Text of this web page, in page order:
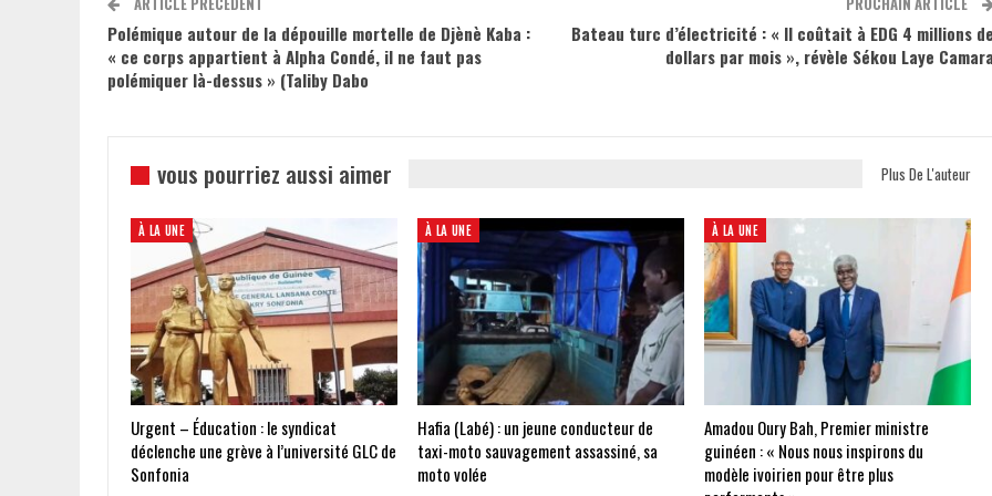
Polémique autour de la dépouille mortelle de Djènè Kaba :
« ce corps appartient à Alpha Condé, il ne faut pas
polémiquer là-dessus » (Taliby Dabo
Bateau turc d’électricité : « Il coûtait à EDG 4 millions
dollars par mois », révèle Sékou Laye
vous pourriez aussi aimer Plus De L'auteur
À LA UNE
Urgent – Éducation : le syndicat
déclenche une grève à l’université GLC de
Sonfonia
À LA UNE
Hafia (Labé) : un jeune conducteur de
taxi-moto sauvagement assassiné, sa
moto volée
À LA UNE
Amadou Oury Bah, Premier ministre
guinéen : « Nous nous inspirons du
modèle ivoirien pour être plus